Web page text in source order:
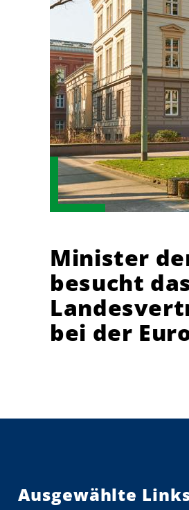
Minister
besucht
bei der
Ausgewählte